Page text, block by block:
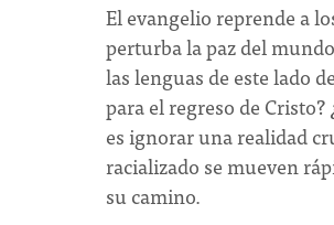
El evangelio reprende a
perturba la paz del
las lenguas de este lado
para el regreso de
es ignorar una realidad
racializado se mueven
su camino.